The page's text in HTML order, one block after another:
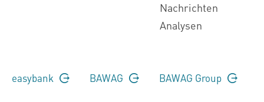
Nachrichten
Analysen
easybank BAWAG BAWAG Group